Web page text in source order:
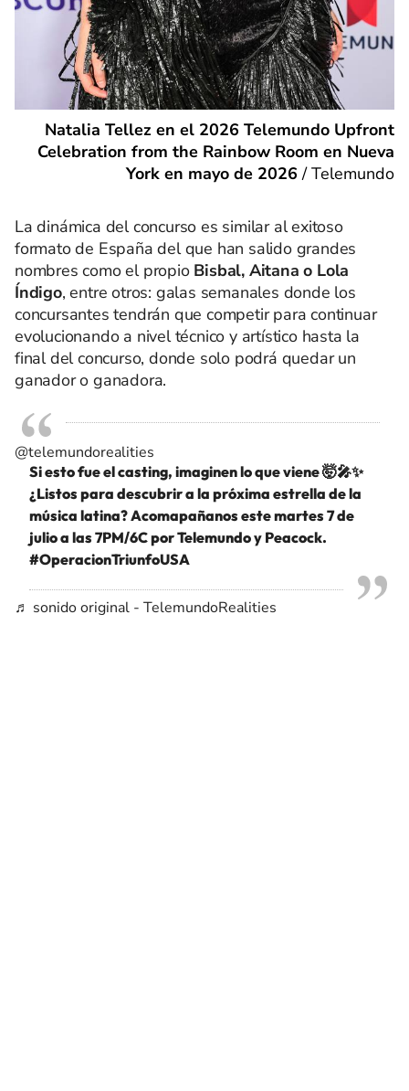
Natalia Tellez en el 2026 Telemundo Upfront
Celebration from the Rainbow Room en Nueva
York en mayo de 2026 /Telemundo
La dinámica del concurso es similar al exitoso
formato de España del que han salido grandes
nombres como el propio Bisbal, Aitana o Lola
Índigo, entre otros: galas semanales donde los
concursantes tendrán que competir para continuar
evolucionando a nivel técnico y artístico hasta la
final del concurso, donde solo podrá quedar un
ganador o ganadora.
@telemundorealities
Si esto fue el casting, imaginen lo que viene 🤯🎤✨
¿Listos para descubrir a la próxima estrella de la
música latina? Acomapañanos este martes 7 de
julio a las 7PM/6C por Telemundo y Peacock.
#OperacionTriunfoUSA
♬ sonido original - TelemundoRealities